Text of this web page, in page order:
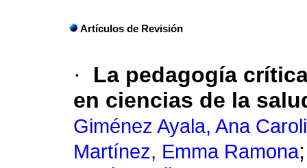
Artículos de Revisión
·
La pedagogía
en ciencias de la
Giménez Ayala, Ana
Martínez, Emma Ramona